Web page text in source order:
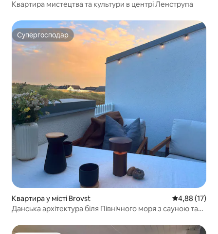
Квартира мистецтва та культури в центрі Ленструпа
Супергосподар
Супергосподар
Квартира у місті Brovst Середня
4,88 (17)
Данська архітектура біля Північного моря з сауною та